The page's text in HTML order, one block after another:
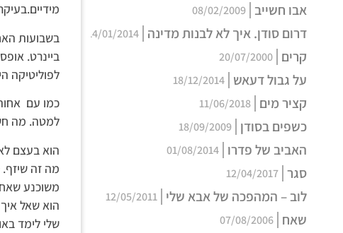
אבו חשייב 08/02/2009
דרום סודן. איך לא לבנות מדינה 14/01/2014
קרים 20/07/2000
על גבול דעאש 18/12/2014
קציר מים 11/06/2018
כשפים בסודן 18/09/2009
האביב של פדרו 01/08/2014
סגר 12/04/2017
לוב – המהפכה של אבא שלי 12/05/2011
שאח 07/08/2006
בשבועות
ביינרט.
לפוליטיקה
כמו עם
למטה. מה
הוא בעצם
מה זה שיזף.
משוכנע
שלי לימד